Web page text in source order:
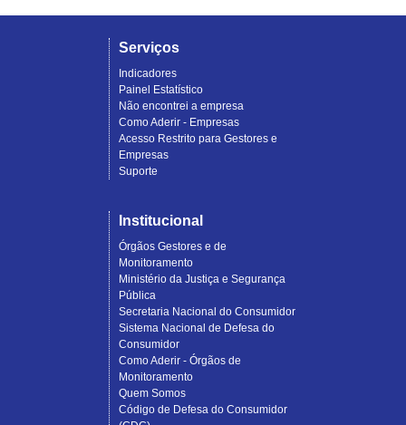
Serviços
Indicadores
Painel Estatístico
Não encontrei a empresa
Como Aderir - Empresas
Acesso Restrito para Gestores e
Empresas
Suporte
Institucional
Órgãos Gestores e de
Monitoramento
Ministério da Justiça e Segurança
Pública
Secretaria Nacional do Consumidor
Sistema Nacional de Defesa do
Consumidor
Como Aderir - Órgãos de
Monitoramento
Quem Somos
Código de Defesa do Consumidor